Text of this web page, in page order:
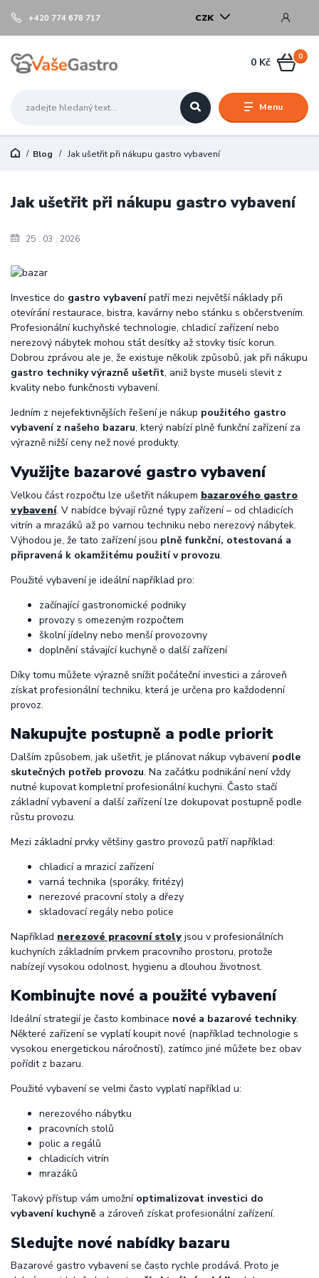
Menu
CZK
+420 774 678 717
0
0 Kč
Blog Jak ušetřit při nákupu gastro vybavení
25 03 2026
Jak ušetřit při nákupu gastro vybavení
Investice do gastro vybavenípatří mezi největší náklady při
otevírání restaurace, bistra, kavárny nebo stánku s občerstvením.
Profesionální kuchyňské technologie, chladicí zařízení nebo
nerezový nábytek mohou stát desítky až stovky tisíc korun.
Dobrou zprávou ale je, že existuje několik způsobů, jak při nákupu
gastro techniky výrazně ušetřit, aniž byste museli slevit z
kvality nebo funkčnosti vybavení.
Jedním z nejefektivnějších řešení je nákup použitého gastro
vybavení z našeho bazaru, který nabízí plně funkční zařízení za
výrazně nižší ceny než nové produkty.
Využijte bazarové gastro vybavení
Velkou část rozpočtu lze ušetřit nákupem bazarového gastro
vybavení. V nabídce bývají různé typy zařízení – od chladicích
vitrín a mrazáků až po varnou techniku nebo nerezový nábytek.
Výhodou je, že tato zařízení jsou plně funkční, otestovaná a
připravená k okamžitému použití v provozu.
Použité vybavení je ideální například pro:
začínající gastronomické podniky
provozy s omezeným rozpočtem
školní jídelny nebo menší provozovny
doplnění stávající kuchyně o další zařízení
Díky tomu můžete výrazně snížit počáteční investici a zároveň
získat profesionální techniku, která je určena pro každodenní
provoz.
Nakupujte postupně a podle priorit
Dalším způsobem, jak ušetřit, je plánovat nákup vybavení podle
skutečných potřeb provozu. Na začátku podnikání není vždy
nutné kupovat kompletní profesionální kuchyni. Často stačí
základní vybavení a další zařízení lze dokupovat postupně podle
růstu provozu.
Mezi základní prvky většiny gastro provozů patří například:
chladicí a mrazicí zařízení
varná technika (sporáky, fritézy)
nerezové pracovní stoly a dřezy
skladovací regály nebo police
Například nerezové pracovní stoly jsou v profesionálních
kuchyních základním prvkem pracovního prostoru, protože
nabízejí vysokou odolnost, hygienu a dlouhou životnost.
Kombinujte nové a použité vybavení
Ideální strategií je často kombinace nové a bazarové techniky.
Některé zařízení se vyplatí koupit nové (například technologie s
vysokou energetickou náročností), zatímco jiné můžete bez obav
pořídit z bazaru.
Použité vybavení se velmi často vyplatí například u:
nerezového nábytku
pracovních stolů
polic a regálů
chladicích vitrín
mrazáků
Takový přístup vám umožní optimalizovat investici do
vybavení kuchyně a zároveň získat profesionální zařízení.
Sledujte nové nabídky bazaru
Bazarové gastro vybavení se často rychle prodává. Proto je